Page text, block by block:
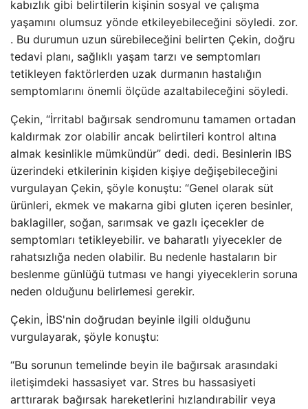
kabızlık gibi belirtilerin kişinin sosyal ve çalışma
yaşamını olumsuz yönde etkileyebileceğini söyledi. zor.
. Bu durumun uzun sürebileceğini belirten Çekin, doğru
tedavi planı, sağlıklı yaşam tarzı ve semptomları
tetikleyen faktörlerden uzak durmanın hastalığın
semptomlarını önemli ölçüde azaltabileceğini söyledi.
Çekin, “İrritabl bağırsak sendromunu tamamen ortadan
kaldırmak zor olabilir ancak belirtileri kontrol altına
almak kesinlikle mümkündür” dedi. dedi. Besinlerin IBS
üzerindeki etkilerinin kişiden kişiye değişebileceğini
vurgulayan Çekin, şöyle konuştu: “Genel olarak süt
ürünleri, ekmek ve makarna gibi gluten içeren besinler,
baklagiller, soğan, sarımsak ve gazlı içecekler de
semptomları tetikleyebilir. ve baharatlı yiyecekler de
rahatsızlığa neden olabilir. Bu nedenle hastaların bir
beslenme günlüğü tutması ve hangi yiyeceklerin soruna
neden olduğunu belirlemesi gerekir.
Çekin, İBS'nin doğrudan beyinle ilgili olduğunu
vurgulayarak, şöyle konuştu:
“Bu sorunun temelinde beyin ile bağırsak arasındaki
iletişimdeki hassasiyet var. Stres bu hassasiyeti
arttırarak bağırsak hareketlerini hızlandırabilir veya